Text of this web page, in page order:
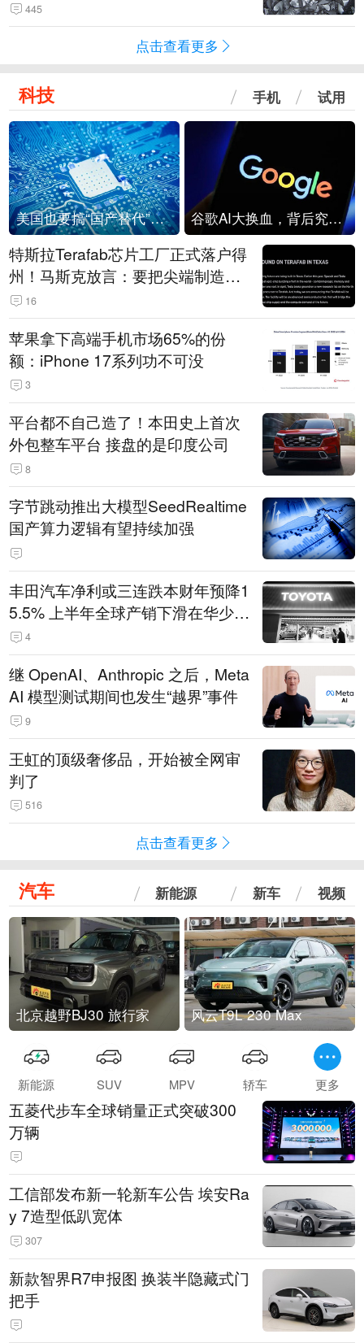
445
点击查看更多
科技 手机 试用
美国也要搞“国产替代”？先算清三笔账 谷歌AI大换血，背后究竟发生了什么？
特斯拉Terafab芯片工厂正式落户得
州！马斯克放言：要把尖端制造带
回美国
16
苹果拿下高端手机市场65%的份
额：iPhone 17系列功不可没
3
平台都不自己造了！本田史上首次
外包整车平台 接盘的是印度公司
8
字节跳动推出大模型SeedRealtime
国产算力逻辑有望持续加强
丰田汽车净利或三连跌本财年预降1
5.5% 上半年全球产销下滑在华少卖
14.3万辆
4
继 OpenAI、Anthropic 之后，Meta
AI 模型测试期间也发生“越界”事件
9
王虹的顶级奢侈品，开始被全网审
判了
516
点击查看更多
汽车 新能源 新车 视频
北京越野BJ30 旅行家 风云T9L 230 Max
新能源 SUV MPV 轿车 更多
五菱代步车全球销量正式突破300
万辆
工信部发布新一轮新车公告 埃安Ra
y 7造型低趴宽体
307
新款智界R7申报图 换装半隐藏式门
把手